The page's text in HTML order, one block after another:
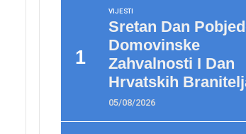
VIJESTI
Sretan Dan
Domovinske
Zahvalnosti I Dan
Hrvatskih
05/08/2026